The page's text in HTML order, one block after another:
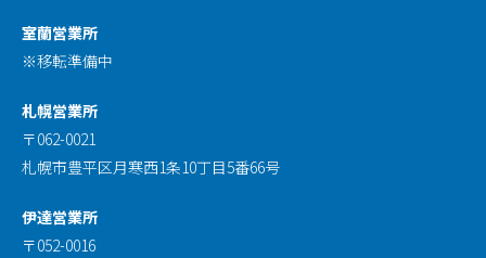
室蘭営業所
※移転準備中
札幌営業所
〒062-0021
札幌市豊平区月寒西1条10丁目5番66号
伊達営業所
〒052-0016